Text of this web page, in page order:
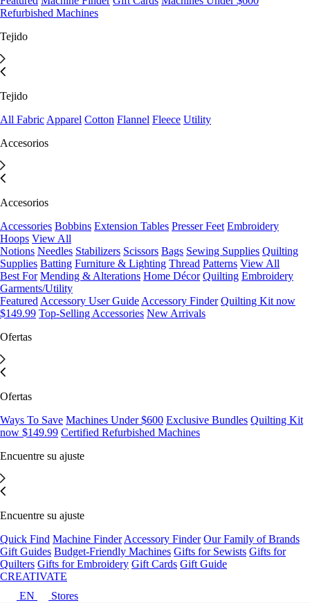
Refurbished Machines
Tejido
Tejido
All Fabric Apparel Cotton Flannel Fleece Utility
Accesorios
Accesorios
Accessories Bobbins Extension Tables Presser Feet Embroidery
Hoops View All
Notions Needles Stabilizers Scissors Bags Sewing Supplies Quilting
Supplies Batting Furniture & Lighting Thread Patterns View All
Best For Mending & Alterations Home Décor Quilting Embroidery
Garments/Utility
Featured Accessory User Guide Accessory Finder Quilting Kit now
$149.99 Top-Selling Accessories New Arrivals
Ofertas
Ofertas
Ways To Save Machines Under $600 Exclusive Bundles Quilting Kit
now $149.99 Certified Refurbished Machines
Encuentre su ajuste
Encuentre su ajuste
Quick Find Machine Finder Accessory Finder Our Family of Brands
Gift Guides Budget-Friendly Machines Gifts for Sewists Gifts for
Quilters Gifts for Embroidery Gift Cards Gift Guide
CREATIVATE
EN
Stores